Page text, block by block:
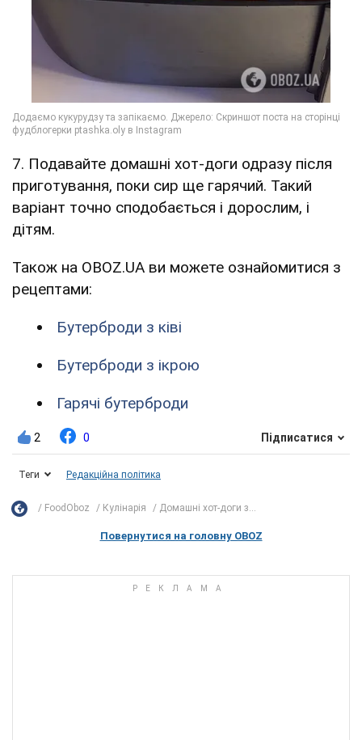
7. Подавайте домашні хот-доги одразу після
приготування, поки сир ще гарячий. Такий
варіант точно сподобається і дорослим, і
дітям.
Також на OBOZ.UA ви можете ознайомитися з
рецептами:
Бутерброди з ківі
Бутерброди з ікрою
Гарячі бутерброди
2 0 Підписатися
Теги Редакційна політика
FoodOboz Кулінарія Домашні хот-доги з...
Повернутися на головну OBOZ